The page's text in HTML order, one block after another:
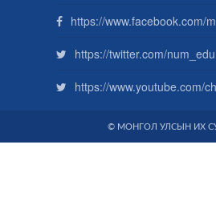
https://www.facebook.com/
https://twitter.com/num_edu
https://www.youtube.com/
© МОНГОЛ УЛСЫН ИХ